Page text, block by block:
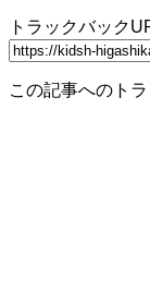
トラックバック
この記事へのト